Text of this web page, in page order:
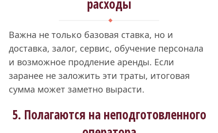
расходы
Важна не только базовая ставка, но и
доставка, залог, сервис, обучение персонала
и возможное продление аренды. Если
заранее не заложить эти траты, итоговая
сумма может заметно вырасти.
5. Полагаются на неподготовленного